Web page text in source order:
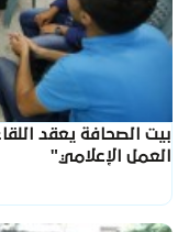
بيت الصحافة يعقد
العمل الإعلامي"